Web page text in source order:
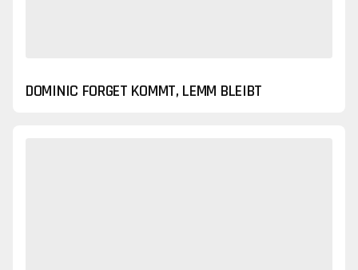
DOMINIC FORGET KOMMT, LEMM BLEIBT